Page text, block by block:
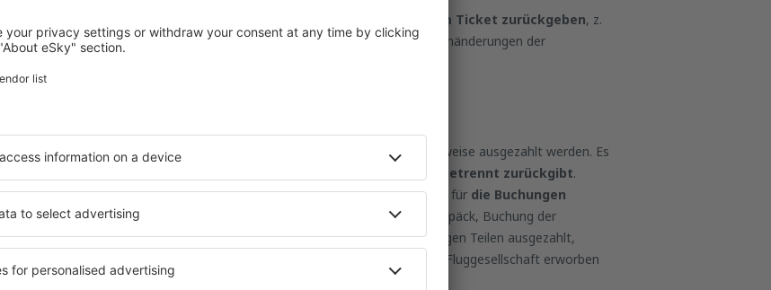
kein Geld für die Änderungen im Ticket zurückgeben, z.
B. für die Datumänderung oder Reisezieländerung und ebenfalls für die Datenänderungen der
Die Rückerstattung des Ticketpreises kann durch die Fluggesellschaften teilweise ausgezahlt werden. Es
die Mittel für jeden Passagier getrennt zurückgibt.
Außerdem können die Fluggesellschaften auf gleiche Art und Weise das Geld für die Buchungen
zurückgeben, die zusätzliche Leistungen enthalten
, z. B. gekauftes Gepäck, Buchung der
Flugplätze im Flugzeug usw. In solchen Fällen wird die Rückerstattung in einigen Teilen ausgezahlt,
Dienstleistungen, die bei der Fluggesellschaft erworben
wurden.